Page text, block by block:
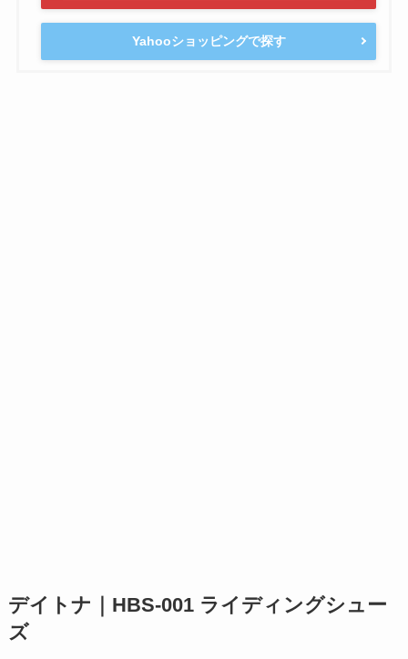
Yahooショッピングで探す
デイトナ｜HBS-001 ライディングシュー
ズ